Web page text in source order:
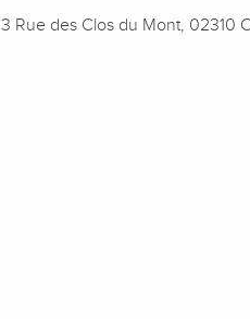
3 Rue des Clos du Mont, 02310